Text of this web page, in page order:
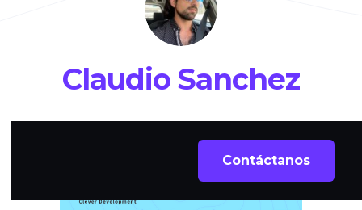
Claudio Sanchez
Contáctanos